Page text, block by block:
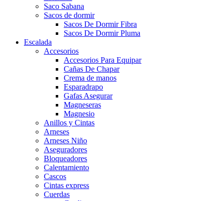
Saco Sabana
Sacos de dormir
Sacos De Dormir Fibra
Sacos De Dormir Pluma
Escalada
Accesorios
Accesorios Para Equipar
Cañas De Chapar
Crema de manos
Esparadrapo
Gafas Asegurar
Magneseras
Magnesio
Anillos y Cintas
Arneses
Arneses Niño
Aseguradores
Bloqueadores
Calentamiento
Cascos
Cintas express
Cuerdas